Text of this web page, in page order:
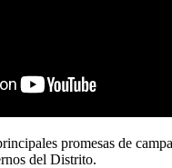
promesas de
del Distrito.